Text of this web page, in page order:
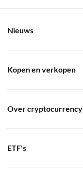
Nieuws
Kopen en verkopen
Over cryptocurrency
ETF's